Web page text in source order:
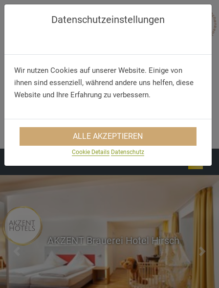
Telephone
+49 (83 32) 79 67 7 0
E-Mail
info@hirsch-ottobeuren.de
AKZENT Brauerei Hotel Hirsch
Next
Datenschutzeinstellungen
Wir nutzen Cookies auf unserer Website. Einige von
ihnen sind essenziell, während andere uns helfen, diese
Website und Ihre Erfahrung zu verbessern.
ALLE AKZEPTIEREN
Cookie Details Datenschutz